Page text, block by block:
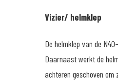
Vizier/ helmklep
De helmklep van de
Daarnaast werkt de
achteren geschoven